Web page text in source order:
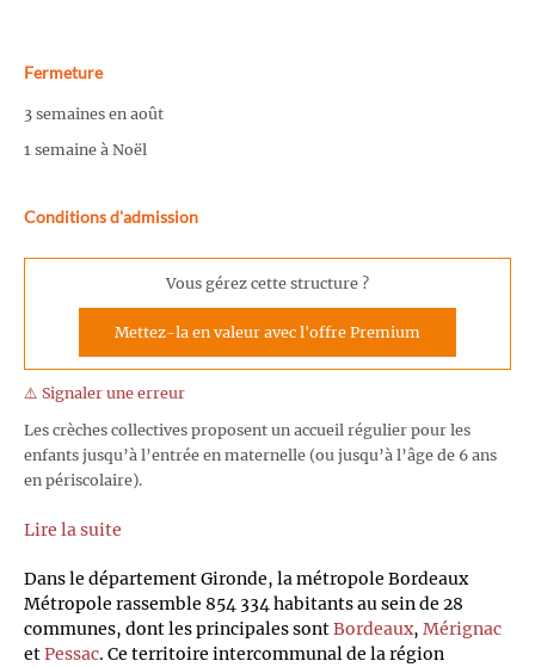
Fermeture
3 semaines en août
1 semaine à Noël
Conditions d'admission
Vous gérez cette structure ?
Mettez-la en valeur avec l'offre Premium
⚠️ Signaler une erreur
Les crèches collectives proposent un accueil régulier pour les
enfants jusqu’à l’entrée en maternelle (ou jusqu’à l’âge de 6 ans
en périscolaire).
Lire la suite
Dans le département Gironde, la métropole Bordeaux
Métropole rassemble 854 334 habitants au sein de 28
communes, dont les principales sontBordeaux, Mérignac
etPessac. Ce territoire intercommunal de la région